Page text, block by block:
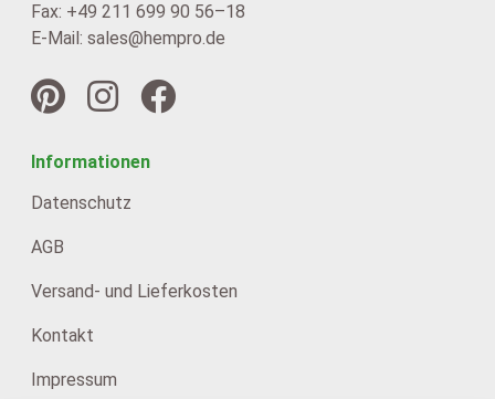
Fax: +49 211 699 90 56–18
E-Mail: sales@hempro.de
Informationen
Datenschutz
AGB
Versand- und Lieferkosten
Kontakt
Impressum